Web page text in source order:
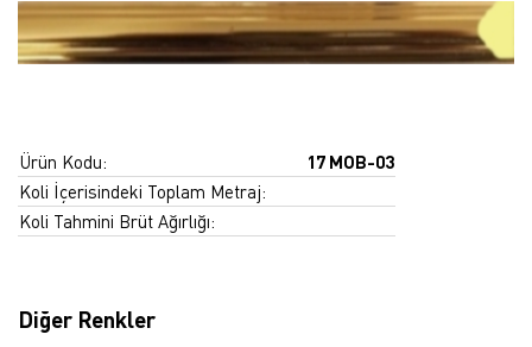
Ürün Kodu:
17 MOB-03
Koli İçerisindeki Toplam Metraj:
Koli Tahmini Brüt Ağırlığı:
Diğer Renkler